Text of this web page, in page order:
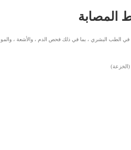
المصابة
في الطب البشري ، بما في ذلك فحص الدم ، والأشعة ،